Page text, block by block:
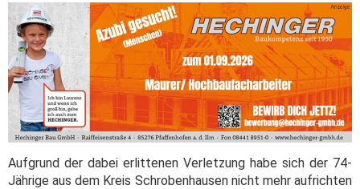
Aufgrund der dabei erlittenen Verletzung habe sich der 74-
Jährige aus dem Kreis Schrobenhausen nicht mehr aufrichten